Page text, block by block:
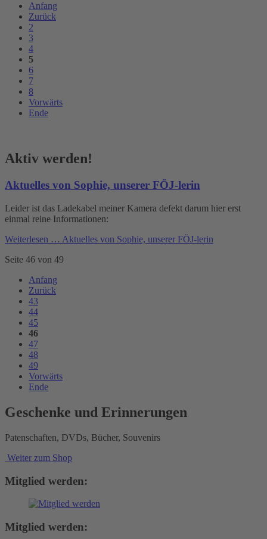
Anfang
Zurück
2
3
4
5
6
7
8
Vorwärts
Ende
Aktiv werden!
Aktuelles von Sophie, unserer FÖJ-lerin
Leider ist das Ladekabel meiner Kamera defekt darum hier erst
einmal reine Informationen:
Weiterlesen … Aktuelles von Sophie, unserer FÖJ-lerin
Seite 46 von 49
Anfang
Zurück
43
44
45
46
47
48
49
Vorwärts
Ende
Geschenke und Erinnerungen
Patenschaften, DVDs, Bücher, Souvenirs
Weiter zum Shop
Mitglied werden:
Mitglied werden: